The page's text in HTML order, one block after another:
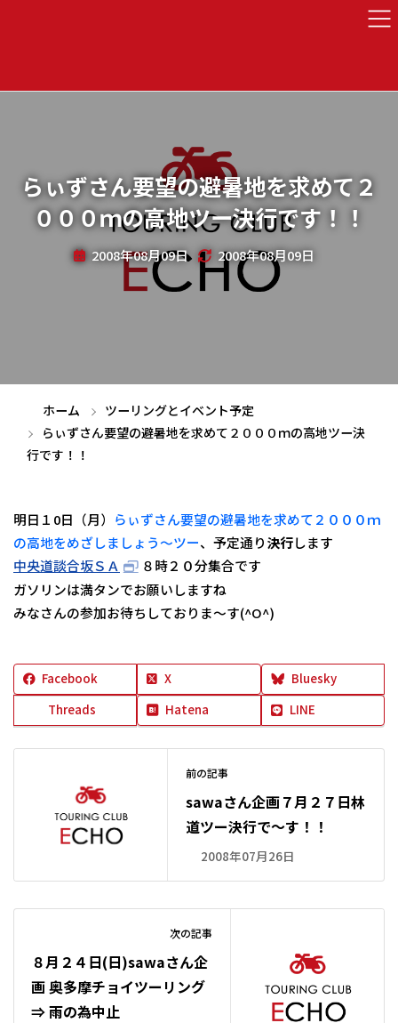
らぃずさん要望の避暑地を求めて２
０００ｍの高地ツー決行です！！
2008年08月09日 2008年08月09日
ホーム
ツーリングとイベント予定
らぃずさん要望の避暑地を求めて２０００ｍの高地ツー決
行です！！
明日１0日（月） らぃずさん要望の避暑地を求めて２０００ｍ
の高地をめざしましょう～ツー、予定通り決行します
中央道談合坂ＳＡ
８時２０分集合です
ガソリンは満タンでお願いしますね
みなさんの参加お待ちしておりま～す(^O^)
Facebook X
Bluesky
Threads
Hatena LINE
前の記事
sawaさん企画７月２７日林
道ツー決行で～す！！
2008年07月26日
次の記事
８月２４日(日)sawaさん企
画 奥多摩チョイツーリング
⇒ 雨の為中止